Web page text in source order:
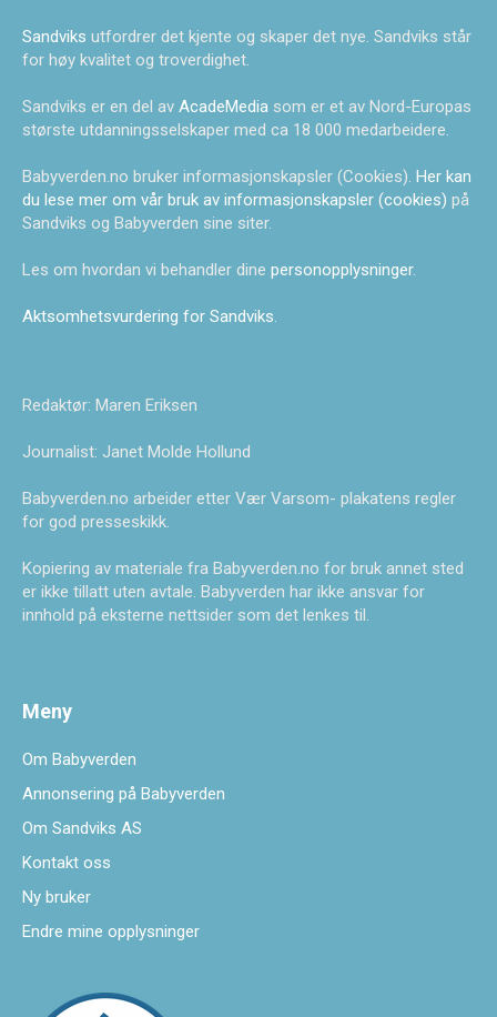
Sandviks utfordrer det kjente og skaper det nye. Sandviks står
for høy kvalitet og troverdighet.
Sandviks er en del av AcadeMedia som er et av Nord-Europas
største utdanningsselskaper med ca 18 000 medarbeidere.
Babyverden.no bruker informasjonskapsler (Cookies). Her kan
du lese mer om vår bruk av informasjonskapsler (cookies) på
Sandviks og Babyverden sine siter.
Les om hvordan vi behandler dine personopplysninger.
Aktsomhetsvurdering for Sandviks.
Redaktør: Maren Eriksen
Journalist: Janet Molde Hollund
Babyverden.no arbeider etter Vær Varsom- plakatens regler
for god presseskikk.
Kopiering av materiale fra Babyverden.no for bruk annet sted
er ikke tillatt uten avtale. Babyverden har ikke ansvar for
innhold på eksterne nettsider som det lenkes til.
Meny
Om Babyverden
Annonsering på Babyverden
Om Sandviks AS
Kontakt oss
Ny bruker
Endre mine opplysninger